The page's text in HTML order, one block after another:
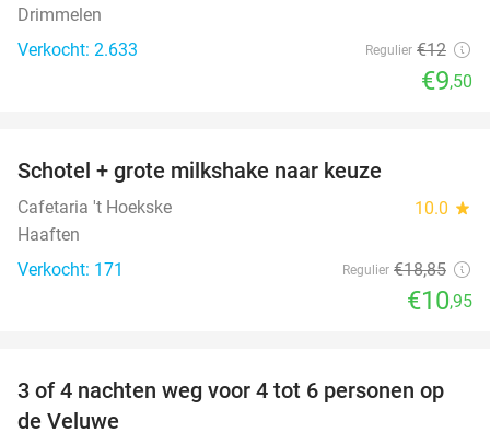
Drimmelen
Verkocht: 2.633
Regulier €12
€9,50
Schotel + grote milkshake naar keuze
Cafetaria 't Hoekske 10.0 star
Haaften
Verkocht: 171
Regulier €18,85
€10,95
3 of 4 nachten weg voor 4 tot 6 personen op
de Veluwe